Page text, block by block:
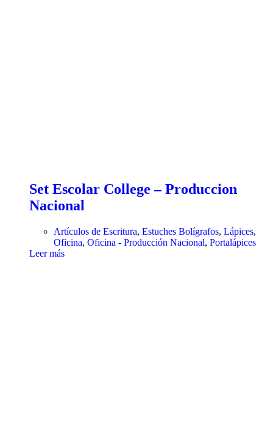
Set Escolar College – Produccion
Nacional
Artículos de Escritura, Estuches Bolígrafos, Lápices,
Oficina, Oficina - Producción Nacional, Portalápices
Leer más